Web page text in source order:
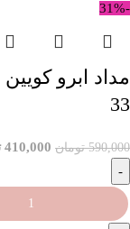
-31%
مداد ابرو
33
590,000 تومان 410,000